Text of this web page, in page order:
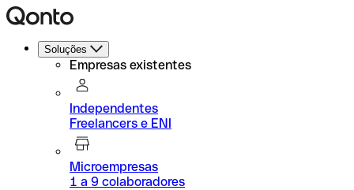
Soluções
Empresas existentes
Independentes
Freelancers e ENI
Microempresas
1 a 9 colaboradores